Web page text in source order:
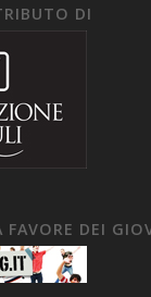
DI
FAVORE DEI